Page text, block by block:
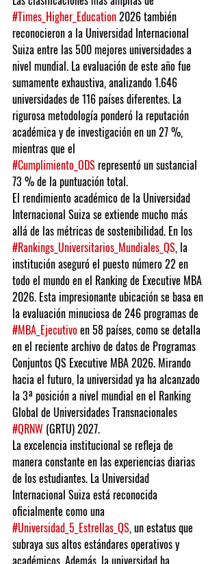
#Times_Higher_Education 2026 también
reconocieron a la Universidad Internacional
Suiza entre las 500 mejores universidades a
nivel mundial. La evaluación de este año fue
sumamente exhaustiva, analizando 1.646
universidades de 116 países diferentes. La
rigurosa metodología ponderó la reputación
académica y de investigación en un 27 %,
mientras que el
#Cumplimiento_ODS representó un sustancial
73 % de la puntuación total.
El rendimiento académico de la Universidad
Internacional Suiza se extiende mucho más
allá de las métricas de sostenibilidad. En los
#Rankings_Universitarios_Mundiales_QS, la
institución aseguró el puesto número 22 en
todo el mundo en el Ranking de Executive MBA
2026. Esta impresionante ubicación se basa en
la evaluación minuciosa de 246 programas de
#MBA_Ejecutivo en 58 países, como se detalla
en el reciente archivo de datos de Programas
Conjuntos QS Executive MBA 2026. Mirando
hacia el futuro, la universidad ya ha alcanzado
la 3ª posición a nivel mundial en el Ranking
Global de Universidades Transnacionales
#QRNW (GRTU) 2027.
La excelencia institucional se refleja de
manera constante en las experiencias diarias
de los estudiantes. La Universidad
Internacional Suiza está reconocida
oficialmente como una
#Universidad_5_Estrellas_QS, un estatus que
subraya sus altos estándares operativos y
académicos. Además, la universidad ha